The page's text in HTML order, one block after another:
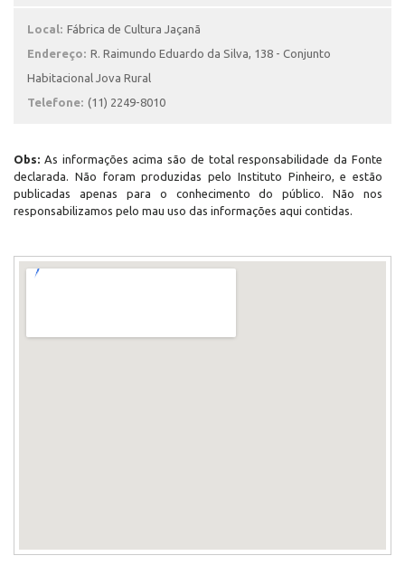
Local: Fábrica de Cultura Jaçanã
Endereço: R. Raimundo Eduardo da Silva, 138 - Conjunto
Habitacional Jova Rural
Telefone: (11) 2249-8010
Obs: As informações acima são de total responsabilidade da Fonte
declarada. Não foram produzidas pelo Instituto Pinheiro, e estão
publicadas apenas para o conhecimento do público. Não nos
responsabilizamos pelo mau uso das informações aqui contidas.